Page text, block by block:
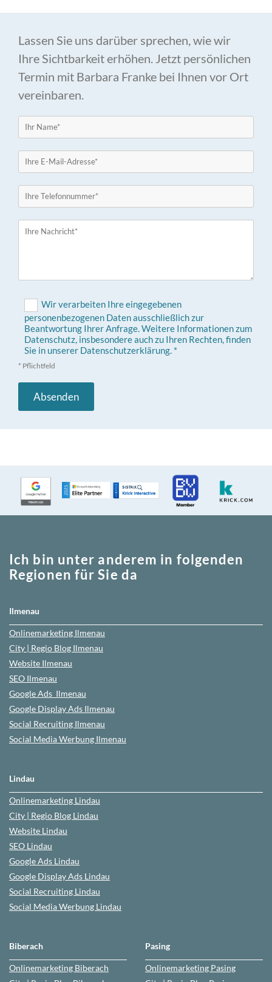
Lassen Sie uns darüber sprechen, wie wir
Ihre Sichtbarkeit erhöhen. Jetzt persönlichen
Termin mit Barbara Franke bei Ihnen vor Ort
vereinbaren.
Wir verarbeiten Ihre eingegebenen
personenbezogenen Daten ausschließlich zur
Beantwortung Ihrer Anfrage. Weitere Informationen zum
Datenschutz, insbesondere auch zu Ihren Rechten, finden
Sie in unserer Datenschutzerklärung. *
* Pflichtfeld
Ich bin unter anderem in folgenden
Regionen für Sie da
Ilmenau
Onlinemarketing Ilmenau
City | Regio Blog Ilmenau
Website Ilmenau
SEO Ilmenau
Google Ads Ilmenau
Google Display Ads Ilmenau
Social Recruiting Ilmenau
Social Media Werbung Ilmenau
Lindau
Onlinemarketing Lindau
City | Regio Blog Lindau
Website Lindau
SEO Lindau
Google Ads Lindau
Google Display Ads Lindau
Social Recruiting Lindau
Social Media Werbung Lindau
Biberach
Onlinemarketing Biberach
Pasing
Onlinemarketing Pasing